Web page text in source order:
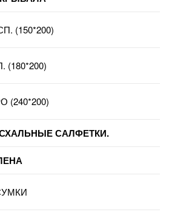
(150*200)
(240*200)
САЛФЕТКИ.